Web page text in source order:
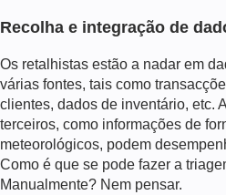
Recolha e integração de
Os retalhistas estão a nadar em
várias fontes, tais como
clientes, dados de inventário, etc.
terceiros, como informações de
meteorológicos, podem
Como é que se pode fazer a
Manualmente? Nem pensar.